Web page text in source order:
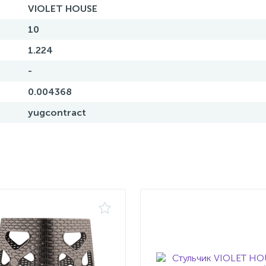
VIOLET HOUSE
10
1.224
-
0.004368
yugcontract